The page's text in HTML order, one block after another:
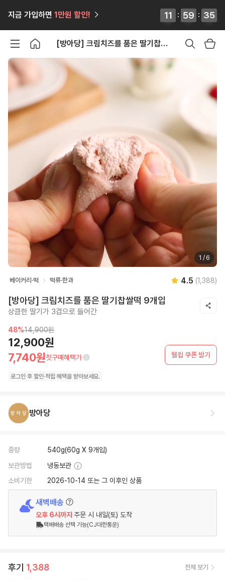
지금 가입하면 1만원 할인! 11
12
11
12 : 59
59
59
59 : 34
35
34
35
[방아당] 크림치즈를 품은 딸기찹쌀떡 9개입
1 /6
베이커리·떡 떡류·한과 4.5 (1,388)
[방아당] 크림치즈를 품은 딸기찹쌀떡 9개입
상큼한 딸기가 3겹으로 들어간
48%14,900원
12,900원
7,740원첫구매혜택가 웰컴 쿠폰 받기
로그인 후 할인·적립 혜택을 받아보세요.
방아당
중량
540g(60g X 9개입)
보관방법
냉동보관
소비기한
2026-10-14 또는 그 이후인 상품
새벽배송
오후 6시 까지 주문 시 내일(토) 도착
택배배송 선택 가능(CJ대한통운)
후기 1,388 전체 보기